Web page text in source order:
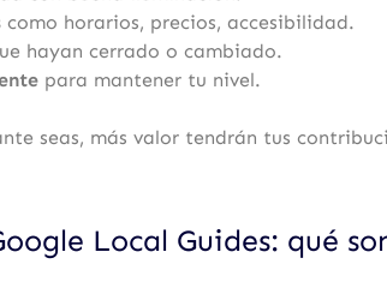
como horarios, precios, accesibilidad.
hayan cerrado o cambiado.
para mantener tu nivel.
seas, más valor tendrán tus
Local Guides: qué